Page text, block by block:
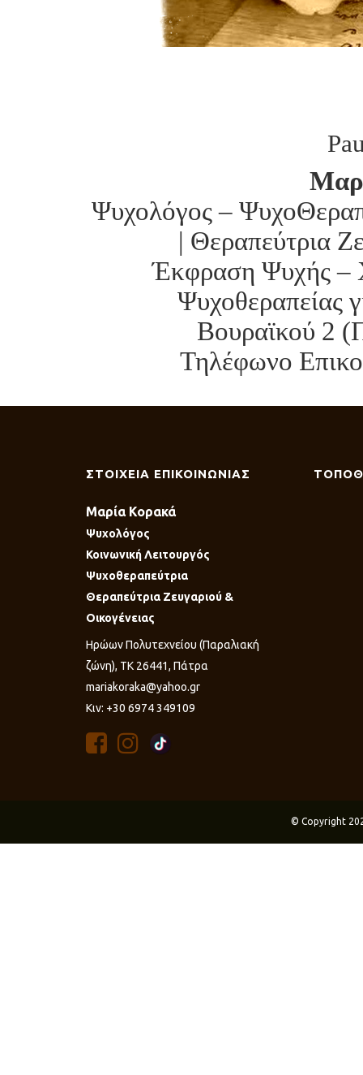
Ψυχολόγος –
| Θεραπεύτρια
Έκφραση Ψυχής –
Ψυχοθεραπείας
Βουραϊκού 2
Τηλέφωνο
ΣΤΟΙΧΕΙΑ ΕΠΙΚΟΙΝΩΝΙΑΣ
Μαρία Κορακά
Ψυχολόγος
Κοινωνική Λειτουργός
Ψυχοθεραπεύτρια
Θεραπεύτρια Ζευγαριού &
Οικογένειας
Ηρώων Πολυτεχνείου (Παραλιακή
ζώνη), ΤΚ 26441, Πάτρα
mariakoraka@yahoo.gr
Κιν: +30 6974 349109
© Copyright